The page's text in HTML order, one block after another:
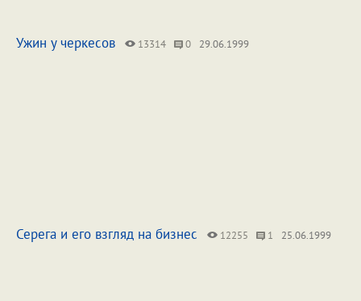
Ужин у черкесов 13314 0 29.06.1999
Серега и его взгляд на бизнес 12255 1 25.06.1999